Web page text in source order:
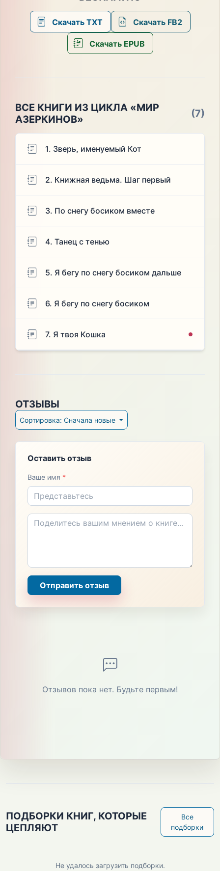
Скачать TXT Скачать FB2
Скачать EPUB
ВСЕ КНИГИ ИЗ ЦИКЛА «МИР
АЗЕРКИНОВ»
(7)
1. Зверь, именуемый Кот
2. Книжная ведьма. Шаг первый
3. По снегу босиком вместе
4. Танец с тенью
5. Я бегу по снегу босиком дальше
6. Я бегу по снегу босиком
7. Я твоя Кошка
ОТЗЫВЫ
Сортировка: Сначала новые
Оставить отзыв
Ваше имя *
Отправить отзыв
Отзывов пока нет. Будьте первым!
ПОДБОРКИ КНИГ, КОТОРЫЕ
ЦЕПЛЯЮТ
Все
подборки
Не удалось загрузить подборки.